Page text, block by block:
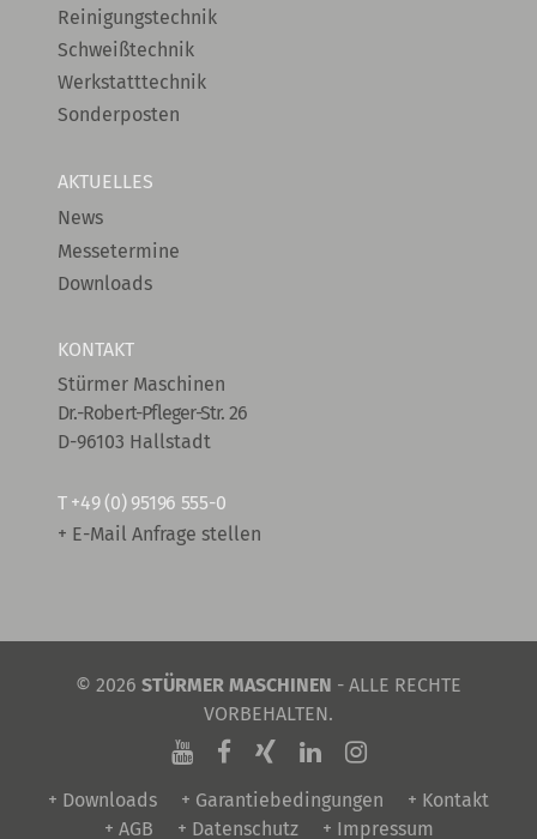
Reinigungstechnik
Schweißtechnik
Werkstatttechnik
Sonderposten
AKTUELLES
News
Messetermine
Downloads
KONTAKT
Stürmer Maschinen
Dr.-Robert-Pfleger-Str. 26
D-96103 Hallstadt
T +49 (0) 95196 555-0
+ E-Mail Anfrage stellen
© 2026 STÜRMER MASCHINEN - ALLE RECHTE
VORBEHALTEN.
+ Downloads + Garantiebedingungen
+ Kontakt
+ AGB
+ Datenschutz + Impressum